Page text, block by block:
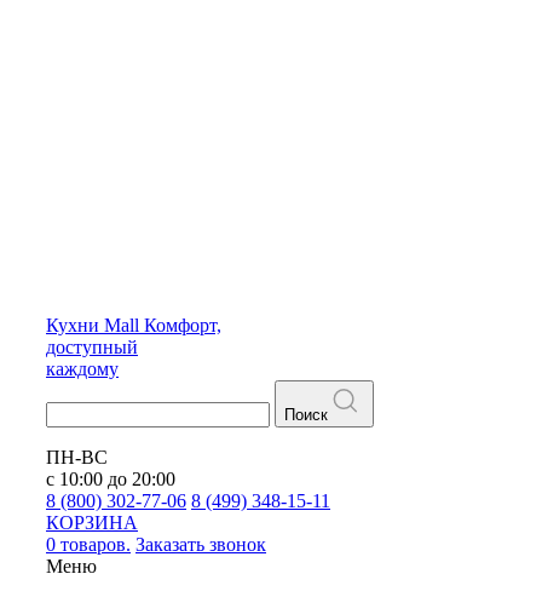
Кухни Mall Комфорт,
доступный
каждому
Поиск
ПН-ВС
с 10:00 до 20:00
8 (800) 302-77-06 8 (499) 348-15-11
КОРЗИНА
0 товаров. Заказать звонок
Меню